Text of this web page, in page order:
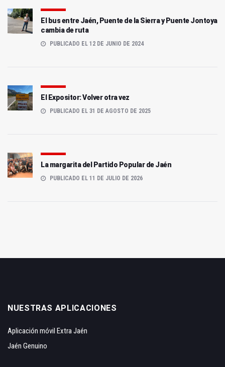
El bus entre Jaén, Puente de la Sierra y Puente Jontoya
cambia de ruta
PUBLICADO EL 12 DE JUNIO DE 2024
El Expositor: Volver otra vez
PUBLICADO EL 31 DE AGOSTO DE 2025
La margarita del Partido Popular de Jaén
PUBLICADO EL 11 DE JULIO DE 2026
NUESTRAS APLICACIONES
Aplicación móvil Extra Jaén
Jaén Genuino